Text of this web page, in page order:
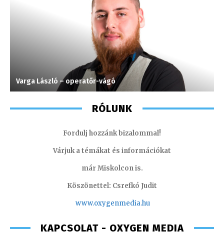
Varga László – operatőr-vágó
RÓLUNK
Fordulj hozzánk bizalommal!
Várjuk a témákat és információkat
már Miskolcon is.
Köszönettel: Csrefkó Judit
www.oxygenmedia.hu
KAPCSOLAT - OXYGEN MEDIA